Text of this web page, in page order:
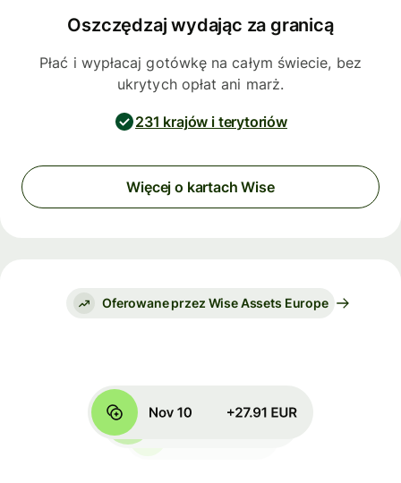
Oszczędzaj wydając za granicą
Płać i wypłacaj gotówkę na całym świecie, bez
ukrytych opłat ani marż.
231 krajów i terytoriów
Więcej o kartach Wise
Oferowane przez Wise Assets Europe